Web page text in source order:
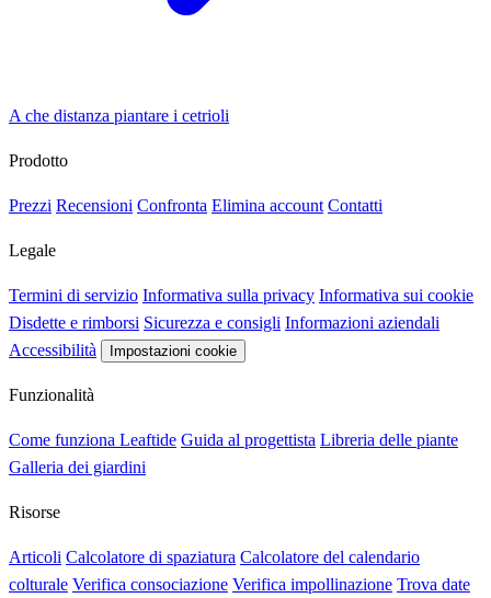
A che distanza piantare i cetrioli
Prodotto
Prezzi Recensioni Confronta Elimina account Contatti
Legale
Termini di servizio Informativa sulla privacy Informativa sui cookie
Disdette e rimborsi Sicurezza e consigli Informazioni aziendali
Accessibilità
Impostazioni cookie
Funzionalità
Come funziona Leaftide Guida al progettista Libreria delle piante
Galleria dei giardini
Risorse
Articoli Calcolatore di spaziatura Calcolatore del calendario
colturale Verifica consociazione Verifica impollinazione Trova date